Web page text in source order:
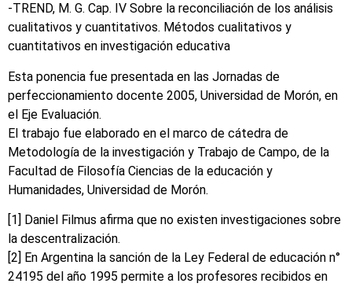
-TREND, M. G. Cap. IV Sobre la reconciliación de los análisis
cualitativos y cuantitativos. Métodos cualitativos y
cuantitativos en investigación educativa
Esta ponencia fue presentada en las Jornadas de
perfeccionamiento docente 2005, Universidad de Morón, en
el Eje Evaluación.
El trabajo fue elaborado en el marco de cátedra de
Metodología de la investigación y Trabajo de Campo, de la
Facultad de Filosofía Ciencias de la educación y
Humanidades, Universidad de Morón.
[1] Daniel Filmus afirma que no existen investigaciones sobre
la descentralización.
[2] En Argentina la sanción de la Ley Federal de educación n°
24195 del año 1995 permite a los profesores recibidos en